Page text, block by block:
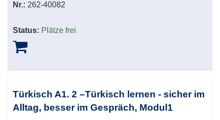
Nr.: 262-40082
Status: Plätze frei
Türkisch A1. 2 –Türkisch lernen - sicher im
Alltag, besser im Gespräch, Modul1